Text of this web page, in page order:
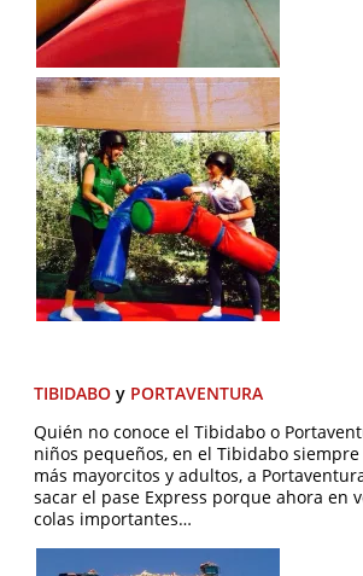
TIBIDABO y PORTAVENTURA
Quién no conoce el Tibidabo o
niños pequeños, en el Tibidabo
más mayorcitos y adultos, a
sacar el pase Express porque ahora en
colas importantes…